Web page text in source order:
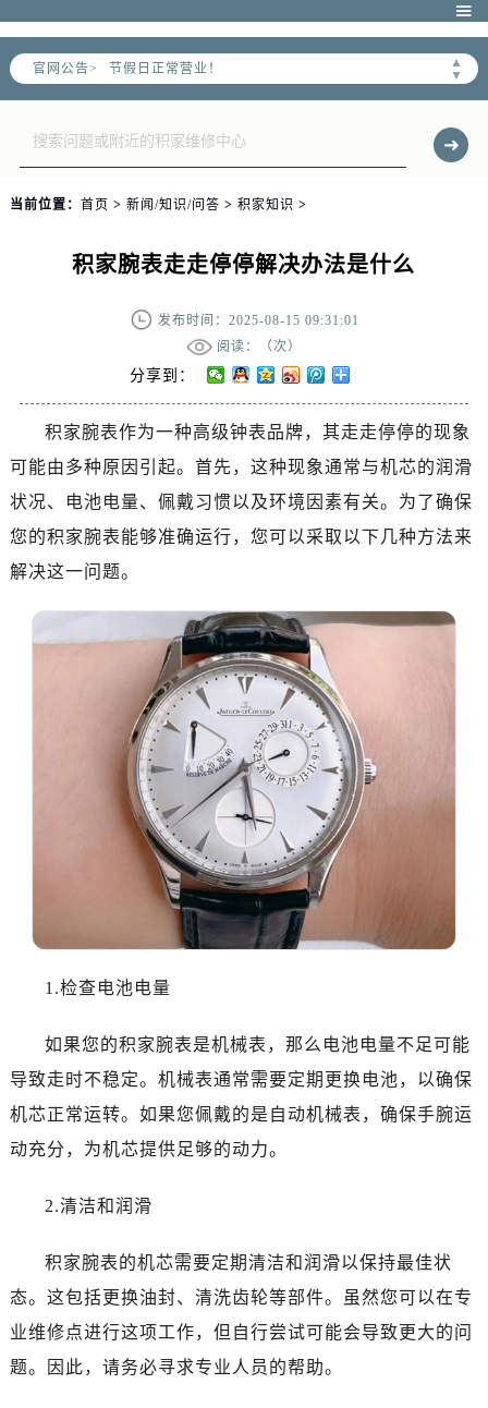

官网公告>
▲
▼
北京市东城区东长安街1号王府井东方广场W3座6层602室售后服务中心（需提前预约）
节假日正常营业！
当前位置： 首页 > 新闻/知识/问答 > 积家知识 >
积家腕表走走停停解决办法是什么
发布时间：2025-08-15 09:31:01
阅读：（次）
分享到：
积家腕表作为一种高级钟表品牌，其走走停停的现象
可能由多种原因引起。首先，这种现象通常与机芯的润滑
状况、电池电量、佩戴习惯以及环境因素有关。为了确保
您的积家腕表能够准确运行，您可以采取以下几种方法来
解决这一问题。
1.检查电池电量
如果您的积家腕表是机械表，那么电池电量不足可能
导致走时不稳定。机械表通常需要定期更换电池，以确保
机芯正常运转。如果您佩戴的是自动机械表，确保手腕运
动充分，为机芯提供足够的动力。
2.清洁和润滑
积家腕表的机芯需要定期清洁和润滑以保持最佳状
态。这包括更换油封、清洗齿轮等部件。虽然您可以在专
业维修点进行这项工作，但自行尝试可能会导致更大的问
题。因此，请务必寻求专业人员的帮助。